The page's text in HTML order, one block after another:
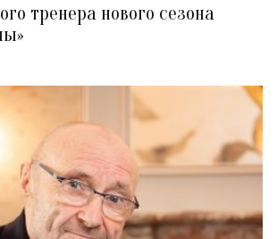
тренера нового сезона